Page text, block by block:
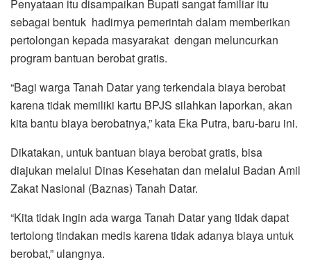
Penyataan itu disampaikan Bupati sangat familiar itu
sebagai bentuk hadirnya pemerintah dalam memberikan
pertolongan kepada masyarakat dengan meluncurkan
program bantuan berobat gratis.
“Bagi warga Tanah Datar yang terkendala biaya berobat
karena tidak memiliki kartu BPJS silahkan laporkan, akan
kita bantu biaya berobatnya,” kata Eka Putra, baru-baru ini.
Dikatakan, untuk bantuan biaya berobat gratis, bisa
diajukan melalui Dinas Kesehatan dan melalui Badan Amil
Zakat Nasional (Baznas) Tanah Datar.
“Kita tidak ingin ada warga Tanah Datar yang tidak dapat
tertolong tindakan medis karena tidak adanya biaya untuk
berobat,” ulangnya.